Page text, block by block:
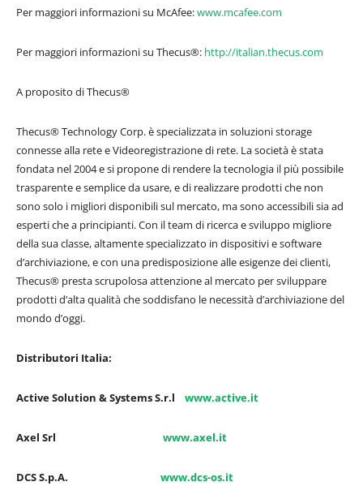
Per maggiori informazioni su McAfee:www.mcafee.com
Per maggiori informazioni su Thecus®: http://italian.thecus.com
A proposito di Thecus®
Thecus® Technology Corp. è specializzata in soluzioni storage
connesse alla rete e Videoregistrazione di rete. La società è stata
fondata nel 2004 e si propone di rendere la tecnologia il più possibile
trasparente e semplice da usare, e di realizzare prodotti che non
sono solo i migliori disponibili sul mercato, ma sono accessibili sia ad
esperti che a principianti. Con il team di ricerca e sviluppo migliore
della sua classe, altamente specializzato in dispositivi e software
d’archiviazione, e con una predisposizione alle esigenze dei clienti,
Thecus® presta scrupolosa attenzione al mercato per sviluppare
prodotti d’alta qualità che soddisfano le necessità d’archiviazione del
mondo d’oggi.
Distributori Italia:
Active Solution & Systems S.r.l www.active.it
Axel Srl www.axel.it
DCS S.p.A. www.dcs-os.it